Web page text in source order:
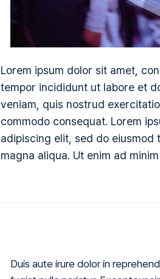
Lorem ipsum dolor sit amet,
tempor incididunt ut labore et
veniam, quis nostrud
commodo consequat. Lorem
adipiscing elit, sed do
magna aliqua. Ut enim ad
Duis aute irure dolor in